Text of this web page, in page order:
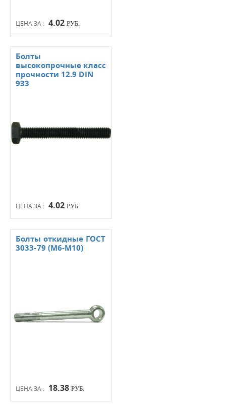
ЦЕНА ЗА : 4.02 РУБ.
ЦЕНА ЗА : 4.02 РУБ.
Болты
высокопрочные класс
прочности 12.9 DIN
933
ЦЕНА ЗА : 18.38 РУБ.
Болты откидные ГОСТ
3033-79 (М6-М10)